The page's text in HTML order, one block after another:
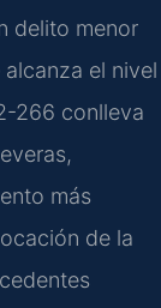
delito menor
alcanza el nivel
266 conlleva
más
de la